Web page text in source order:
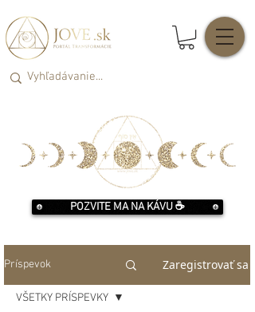
POZVITE MA NA KÁVU ☕️
Príspevok Zaregistrovať sa
VŠETKY PRÍSPEVKY